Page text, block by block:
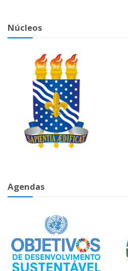
Núcleos
Agendas